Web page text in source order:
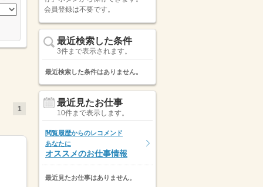
1
会員登録は不要です。
最近検索した条件
3件まで表示されます。
最近検索した条件はありません。
最近見たお仕事
10件まで表示します。
閲覧履歴からのレコメンド
あなたに
オススメのお仕事情報
最近見たお仕事はありません。